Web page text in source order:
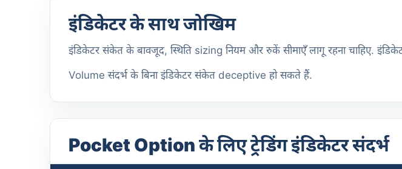
इंडिकेटर के साथ जोखिम
इंडिकेटर संकेत के बावजूद, स्थिति sizing नियम और रुकें सीमाएँ लागू रहना चाहिए.
Volume संदर्भ के बिना इंडिकेटर संकेत deceptive हो सकते हैं.
Pocket Option के लिए ट्रेडिंग इंडिकेटर संदर्भ